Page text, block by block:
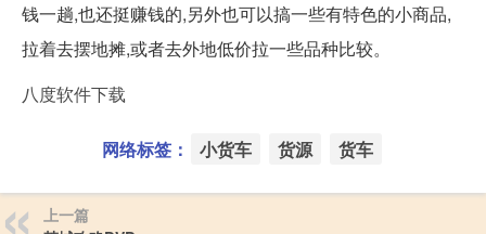
钱一趟,也还挺赚钱的,另外也可以搞一些有特色的小商品,
拉着去摆地摊,或者去外地低价拉一些品种比较。
八度软件下载
网络标签： 小货车 货源 货车
上一篇